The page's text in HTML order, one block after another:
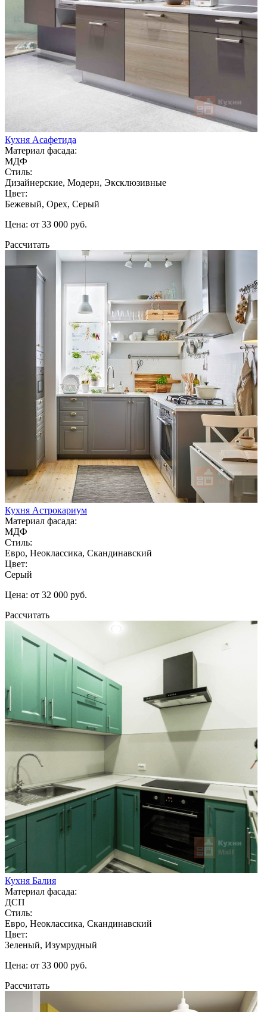
Кухня Асафетида
Материал фасада:
МДФ
Стиль:
Дизайнерские, Модерн, Эксклюзивные
Цвет:
Бежевый, Орех, Серый
Цена: от 33 000 руб.
Рассчитать
Кухня Астрокариум
Материал фасада:
МДФ
Стиль:
Евро, Неоклассика, Скандинавский
Цвет:
Серый
Цена: от 32 000 руб.
Рассчитать
Кухня Балия
Материал фасада:
ДСП
Стиль:
Евро, Неоклассика, Скандинавский
Цвет:
Зеленый, Изумрудный
Цена: от 33 000 руб.
Рассчитать